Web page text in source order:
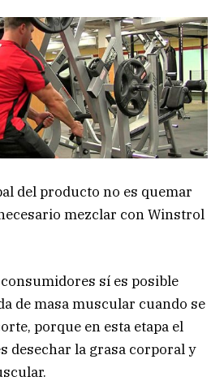
del producto no es quemar
mezclar con Winstrol
sí es posible
de masa muscular cuando se
porque en esta etapa el
desechar la grasa corporal y